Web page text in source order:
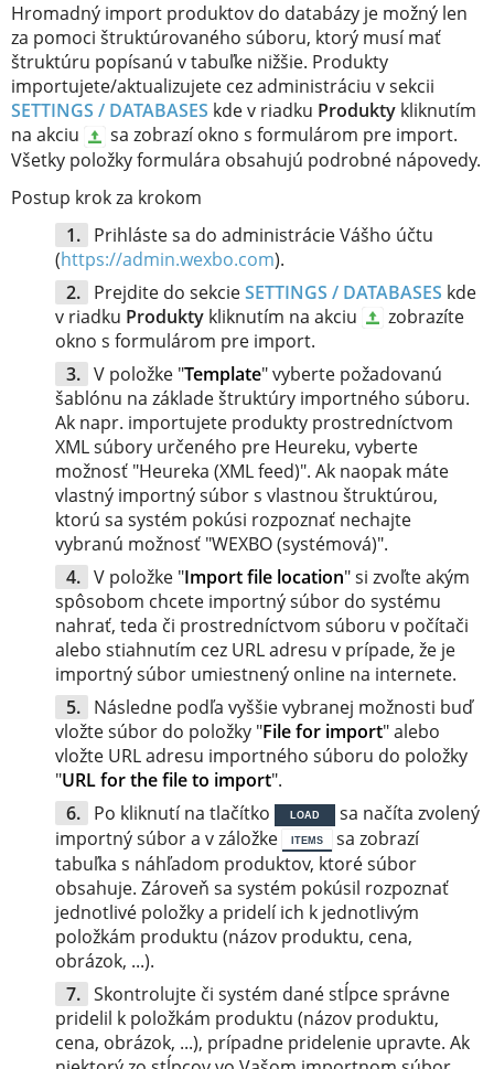
Hromadný import produktov do databázy je možný len
za pomoci štruktúrovaného súboru, ktorý musí mať
štruktúru popísanú v tabuľke nižšie. Produkty
importujete/aktualizujete cez administráciu v sekcii
SETTINGS / DATABASES kde v riadku Produkty kliknutím
na akciu
sa zobrazí okno s formulárom pre import.
Všetky položky formulára obsahujú podrobné nápovedy.
Postup krok za krokom
Prihláste sa do administrácie Vášho účtu
(https://admin.wexbo.com).
Prejdite do sekcieSETTINGS / DATABASES kde
v riadku Produkty kliknutím na akciu
zobrazíte
okno s formulárom pre import.
V položke "Template" vyberte požadovanú
šablónu na základe štruktúry importného súboru.
Ak napr. importujete produkty prostredníctvom
XML súbory určeného pre Heureku, vyberte
možnosť "Heureka (XML feed)". Ak naopak máte
vlastný importný súbor s vlastnou štruktúrou,
ktorú sa systém pokúsi rozpoznať nechajte
vybranú možnosť "WEXBO (systémová)".
V položke "Import file location" si zvoľte akým
spôsobom chcete importný súbor do systému
nahrať, teda či prostredníctvom súboru v počítači
alebo stiahnutím cez URL adresu v prípade, že je
importný súbor umiestnený online na internete.
Následne podľa vyššie vybranej možnosti buď
vložte súbor do položky "File for import" alebo
vložte URL adresu importného súboru do položky
"URL for the file to import".
Po kliknutí na tlačítko
LOAD
sa načíta zvolený
importný súbor a v záložke
ITEMS
sa zobrazí
tabuľka s náhľadom produktov, ktoré súbor
obsahuje. Zároveň sa systém pokúsil rozpoznať
jednotlivé položky a pridelí ich k jednotlivým
položkám produktu (názov produktu, cena,
obrázok, ...).
Skontrolujte či systém dané stĺpce správne
pridelil k položkám produktu (názov produktu,
cena, obrázok, ...), prípadne pridelenie upravte. Ak